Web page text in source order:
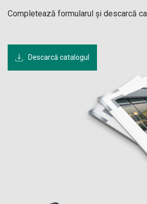
Completează formularul și descarcă
Descarcă catalogul